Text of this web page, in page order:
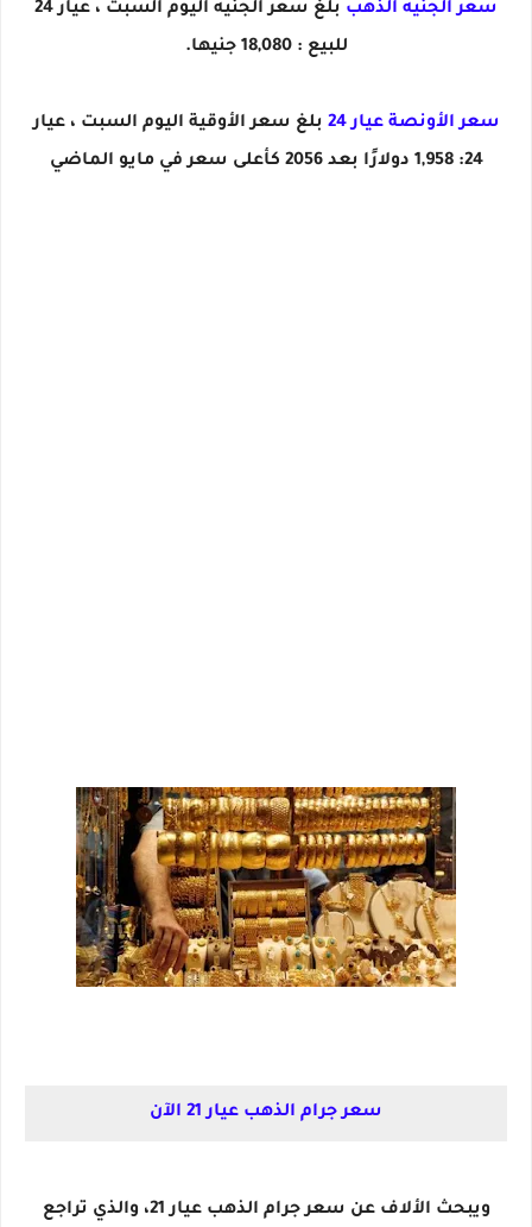
سعر الجنيه الذهب
بلغ سعر الجنيه اليوم السبت ، عيار 24
للبيع : 18,080 جنيها.
سعر الأونصة عيار 24
بلغ سعر الأوقية اليوم السبت ، عيار
24: 1,958 دولارًا بعد 2056 كأعلى سعر في مايو الماضي
سعر جرام الذهب عيار 21 الآن
ويبحث الألاف عن سعر جرام الذهب عيار 21، والذي تراجع